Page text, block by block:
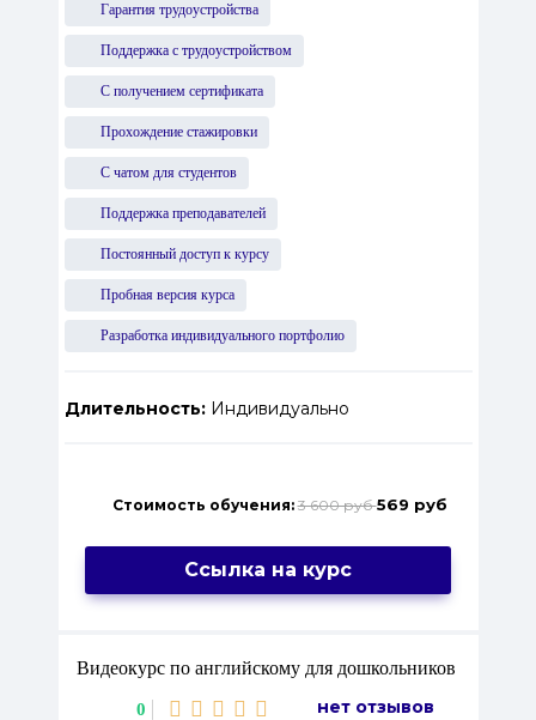
Гарантия трудоустройства
Поддержка с трудоустройством
С получением сертификата
Прохождение стажировки
С чатом для студентов
Поддержка преподавателей
Постоянный доступ к курсу
Пробная версия курса
Разработка индивидуального портфолио
Длительность:Индивидуально
Стоимость обучения: 3 600 руб569 руб
Ссылка на курс
Видеокурс по английскому для дошкольников
0 нет отзывов